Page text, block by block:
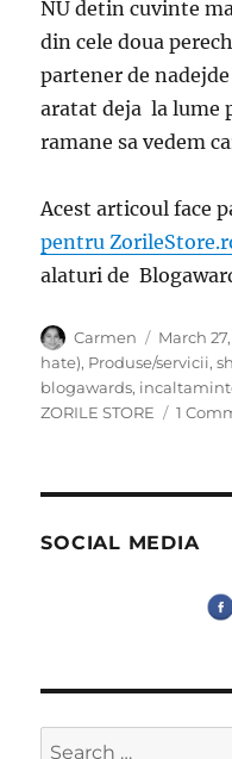
NU detin cuvinte
din cele doua
partener de
aratat deja la lume
ramane sa vedem
Acest articoul face
pentru
alaturi de
Author
Carmen
Posted
on
March
hate), Produse/servicii,
blogawards,
ZORILE STORE
1
SOCIAL MEDIA
Search